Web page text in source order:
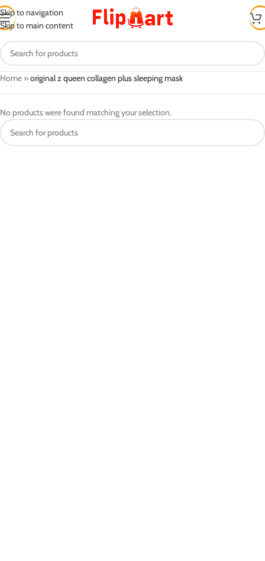
Skip to navigation
Skip to main content
Home »original z queen collagen plus sleeping mask
No products were found matching your selection.